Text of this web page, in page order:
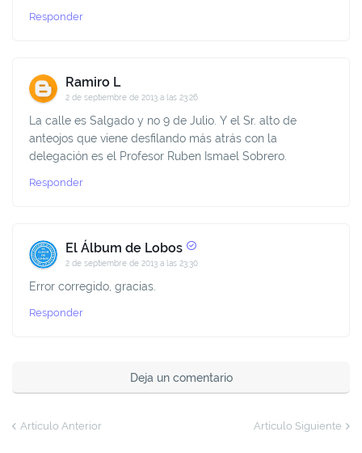
Responder
Ramiro L
2 de septiembre de 2013 a las 23:26
La calle es Salgado y no 9 de Julio. Y el Sr. alto de
anteojos que viene desfilando más atrás con la
delegación es el Profesor Ruben Ismael Sobrero.
Responder
El Álbum de Lobos
2 de septiembre de 2013 a las 23:30
Error corregido, gracias.
Responder
Deja un comentario
Artículo Anterior Artículo Siguiente